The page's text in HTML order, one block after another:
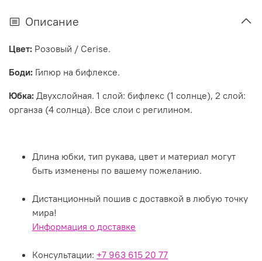
Описание
Цвет: Розовый / Cerise.
Боди: Гипюр на бифлексе.
Юбка: Двухслойная. 1 слой: бифлекс (1 солнце), 2 слой:
органза (4 солнца). Все слои с регилином.
Длина юбки, тип рукава, цвет и материал могут
быть изменены по вашему пожеланию.
Дистанционный пошив с доставкой в любую точку
мира!
Информация о доставке
Консультации: +7 963 615 20 77